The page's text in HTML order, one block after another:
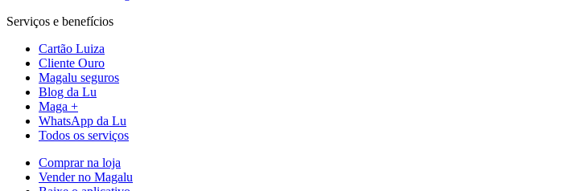
Serviços e benefícios
Cartão Luiza
Cliente Ouro
Magalu seguros
Blog da Lu
Maga +
WhatsApp da Lu
Todos os serviços
Comprar na loja
Vender no Magalu